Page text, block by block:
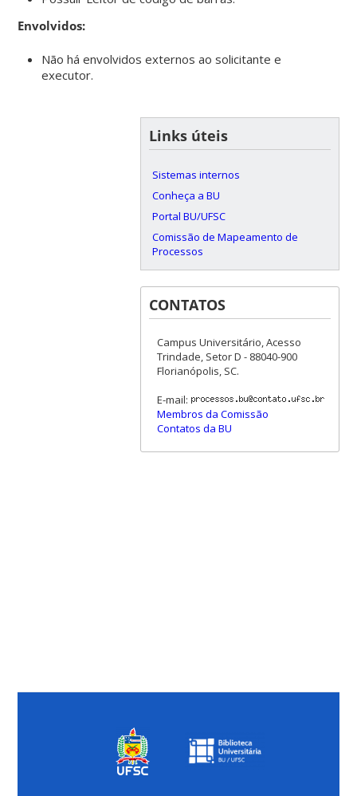
Envolvidos:
Não há envolvidos externos ao solicitante e
executor.
Links úteis
Sistemas internos
Conheça a BU
Portal BU/UFSC
Comissão de Mapeamento de
Processos
CONTATOS
Campus Universitário, Acesso
Trindade, Setor D - 88040-900
Florianópolis, SC.
E-mail:
Membros da Comissão
Contatos da BU